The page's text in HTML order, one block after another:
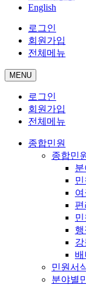
English
로그인
회원가입
전체메뉴
MENU
로그인
회원가입
전체메뉴
종합민원
종합민
민
배
민원서
분야별